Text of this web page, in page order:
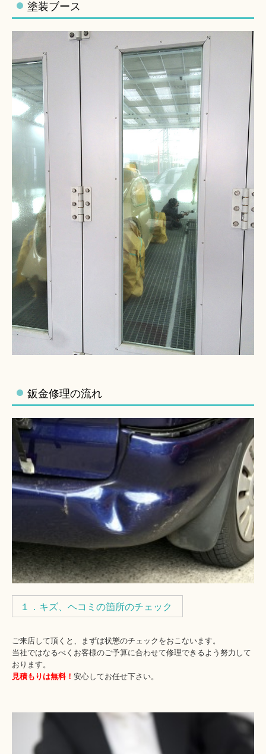
塗装ブース
鈑金修理の流れ
１．キズ、ヘコミの箇所のチェック
ご来店して頂くと、まずは状態のチェックをおこないます。
当社ではなるべくお客様のご予算に合わせて修理できるよう努力して
おります。
見積もりは無料！ 安心してお任せ下さい。